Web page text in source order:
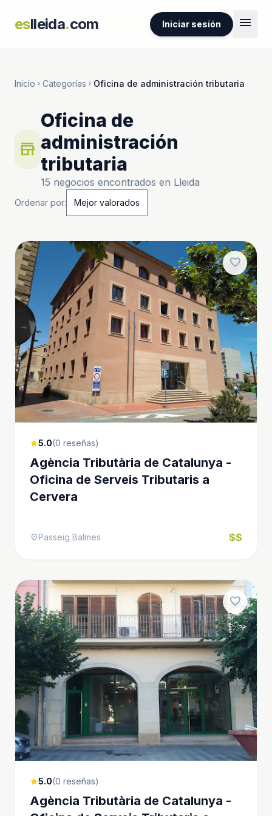
eslleida.com Iniciar sesión menu
Inicio chevron_right Categorías chevron_right Oficina de administración tributaria
store
Oficina de
administración
tributaria
15 negocios encontrados en Lleida
Ordenar por:
favorite
star5.0(0 reseñas)
Agència Tributària de Catalunya -
Oficina de Serveis Tributaris a
Cervera
location_onPasseig Balmes $$
favorite
star5.0(0 reseñas)
Agència Tributària de Catalunya -